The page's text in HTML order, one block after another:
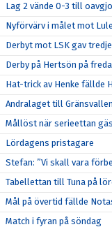
Lag 2 vände 0-3 till
Nyförvärv i målet mot
Derbyt mot LSK gav
Derby på Hertsön på
Hat-trick av Henke fällde
Andralaget till
Mållöst när serieettan
Lördagens pristagare
Stefan: ”Vi skall vara
Tabellettan till Tuna på
Mål på övertid fällde
Match i fyran på söndag